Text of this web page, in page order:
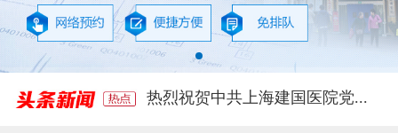
热烈祝贺中共上海建国医院党...